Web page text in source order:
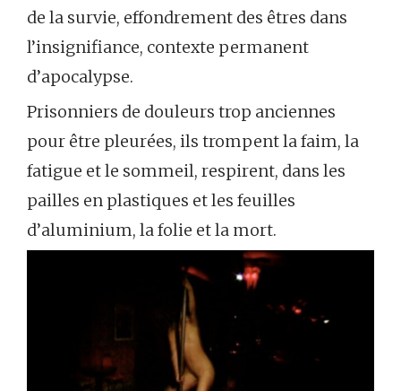
de la survie, effondrement des êtres dans
l’insignifiance, contexte permanent
d’apocalypse.
Prisonniers de douleurs trop anciennes
pour être pleurées, ils trompent la faim, la
fatigue et le sommeil, respirent, dans les
pailles en plastiques et les feuilles
d’aluminium, la folie et la mort.